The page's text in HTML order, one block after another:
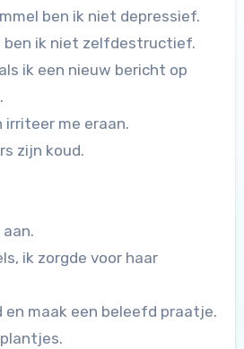
ben ik niet depressief.
ben ik niet zelfdestructief.
ik een nieuw bericht op
irriteer me eraan.
zijn koud.
ik zorgde voor haar
en maak een beleefd praatje.